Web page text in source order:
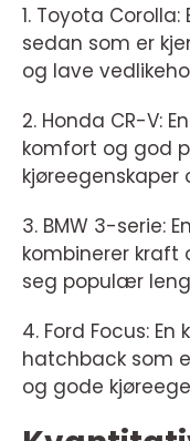
1. Toyota
sedan som er
og lave
2. Honda CR-V:
komfort og god
3. BMW 3-serie:
kombinerer kraft
seg populær
4. Ford Focus:
hatchback som
og gode